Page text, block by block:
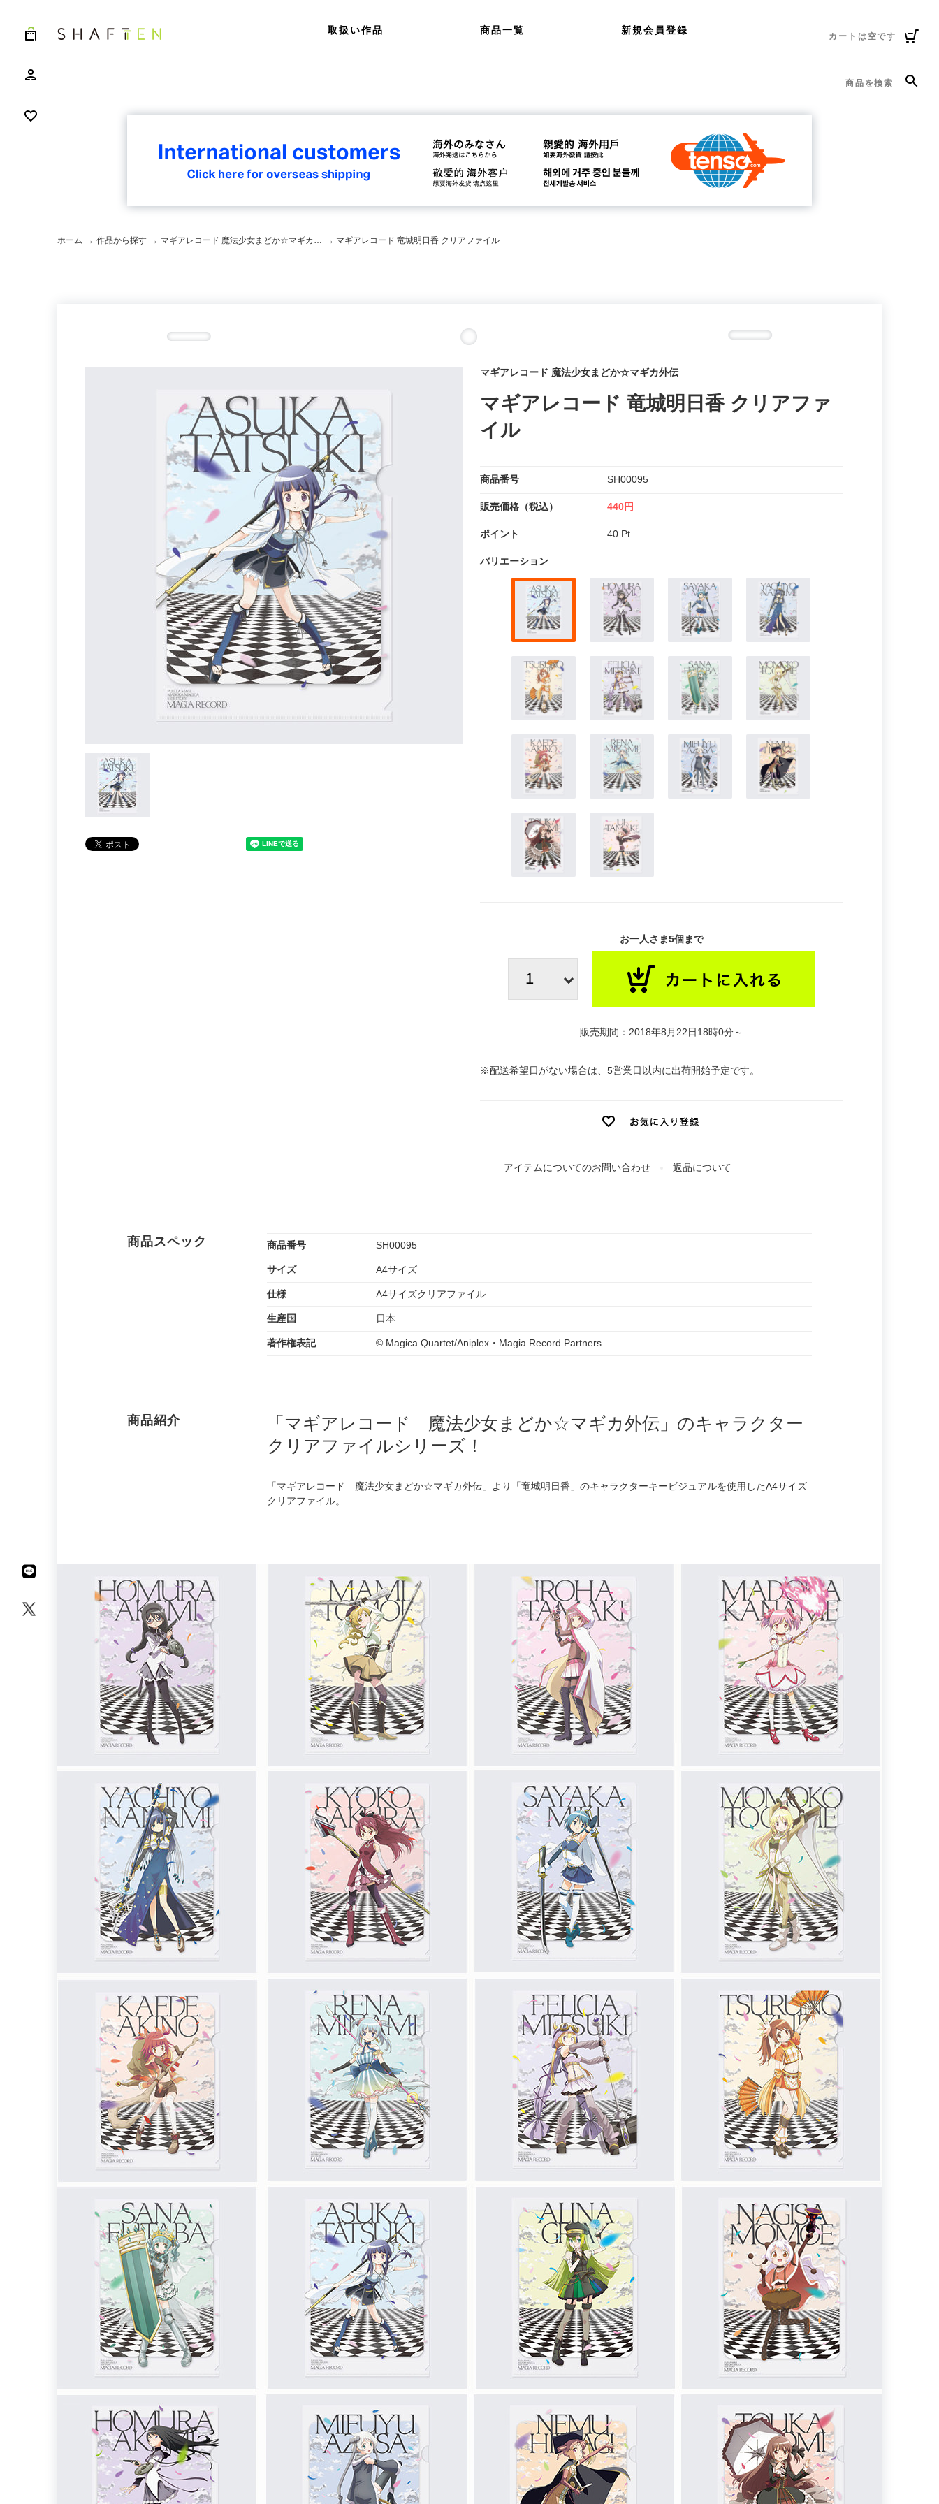
取扱い作品 商品一覧 新規会員登録
カートは空です
商品を検索
ホーム → 作品から探す → マギアレコード 魔法少女まどか☆マギカ外伝 → マギアレコード 竜城明日香 クリアファイル
マギアレコード 魔法少女まどか☆マギカ外伝
マギアレコード 竜城明日香 クリアファ
イル
商品番号 SH00095
販売価格（税込） 440円
ポイント 40 Pt
バリエーション
お一人さま5個まで
販売期間：2018年8月22日18時0分～
※配送希望日がない場合は、5営業日以内に出荷開始予定です。
アイテムについてのお問い合わせ 返品について
商品スペック 商品番号 SH00095
サイズ A4サイズ
仕様 A4サイズクリアファイル
生産国 日本
著作権表記 © Magica Quartet/Aniplex・Magia Record Partners
商品紹介
「マギアレコード 魔法少女まどか☆マギカ外伝」のキャラクター
クリアファイルシリーズ！
「マギアレコード 魔法少女まどか☆マギカ外伝」より「竜城明日香」のキャラクターキービジュアルを使用したA4サイズ
クリアファイル。